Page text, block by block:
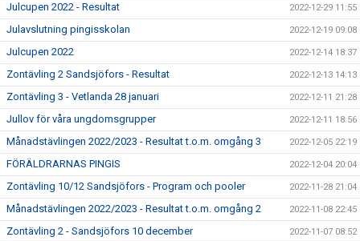
Julcupen 2022 - Resultat 2022-12-29 11:55
Julavslutning pingisskolan 2022-12-19 09:08
Julcupen 2022 2022-12-14 18:37
Zontävling 2 Sandsjöfors - Resultat 2022-12-13 14:13
Zontävling 3 - Vetlanda 28 januari 2022-12-11 21:28
Jullov för våra ungdomsgrupper 2022-12-11 18:56
Månadstävlingen 2022/2023 - Resultat t.o.m. omgång 3 2022-12-05 22:19
FÖRÄLDRARNAS PINGIS 2022-12-04 20:04
Zontävling 10/12 Sandsjöfors - Program och pooler 2022-11-28 21:04
Månadstävlingen 2022/2023 - Resultat t.o.m. omgång 2 2022-11-08 22:45
Zontävling 2 - Sandsjöfors 10 december 2022-11-07 08:52